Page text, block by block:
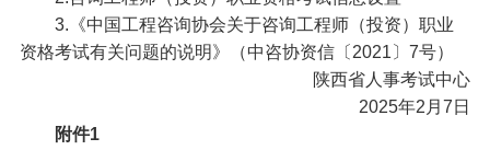
3.《中国工程咨询协会关于咨询工程师（投资）职业
资格考试有关问题的说明》（中咨协资信〔2021〕7号）
陕西省人事考试中心
2025年2月7日
附件1